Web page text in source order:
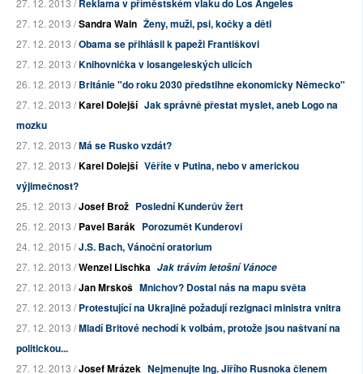
27. 12. 2013 /Reklama v příměstském vlaku do Los Angeles
27. 12. 2013 /Sandra Wain Ženy, muži, psi, kočky a děti
27. 12. 2013 /Obama se přihlásil k papeži Františkovi
27. 12. 2013 /Knihovnička v losangeleských ulicích
26. 12. 2013 /Británie "do roku 2030 předstihne ekonomicky Německo"
27. 12. 2013 /Karel Dolejší Jak správně přestat myslet, aneb Logo na
mozku
27. 12. 2013 /Má se Rusko vzdát?
27. 12. 2013 /Karel Dolejší Věříte v Putina, nebo v americkou
výjimečnost?
25. 12. 2013 /Josef Brož Poslední Kunderův žert
25. 12. 2013 /Pavel Barák Porozumět Kunderovi
24. 12. 2015 /J.S. Bach, Vánoční oratorium
27. 12. 2013 /Wenzel Lischka Jak trávím letošní Vánoce
27. 12. 2013 /Jan Mrskoš Mnichov? Dostal nás na mapu světa
27. 12. 2013 /Protestující na Ukrajině požadují rezignaci ministra vnitra
27. 12. 2013 /Mladí Britové nechodí k volbám, protože jsou naštvaní na
politickou...
27. 12. 2013 /Josef Mrázek Nejmenujte Ing. Jiřího Rusnoka členem